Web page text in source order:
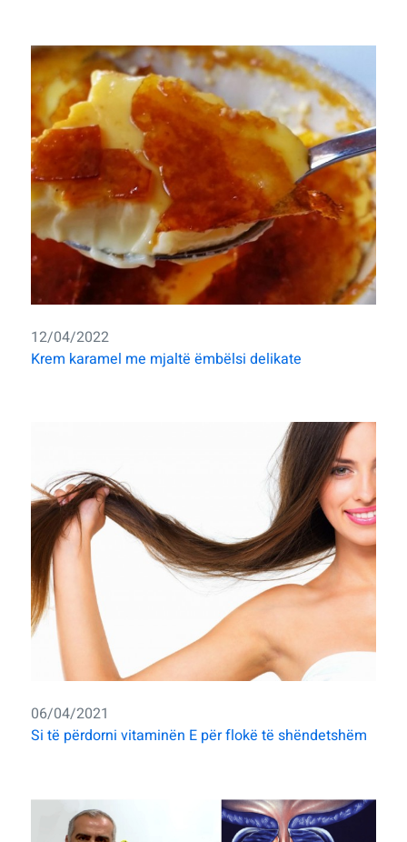
12/04/2022
Krem karamel me mjaltë ëmbëlsi delikate
06/04/2021
Si të përdorni vitaminën E për flokë të shëndetshëm